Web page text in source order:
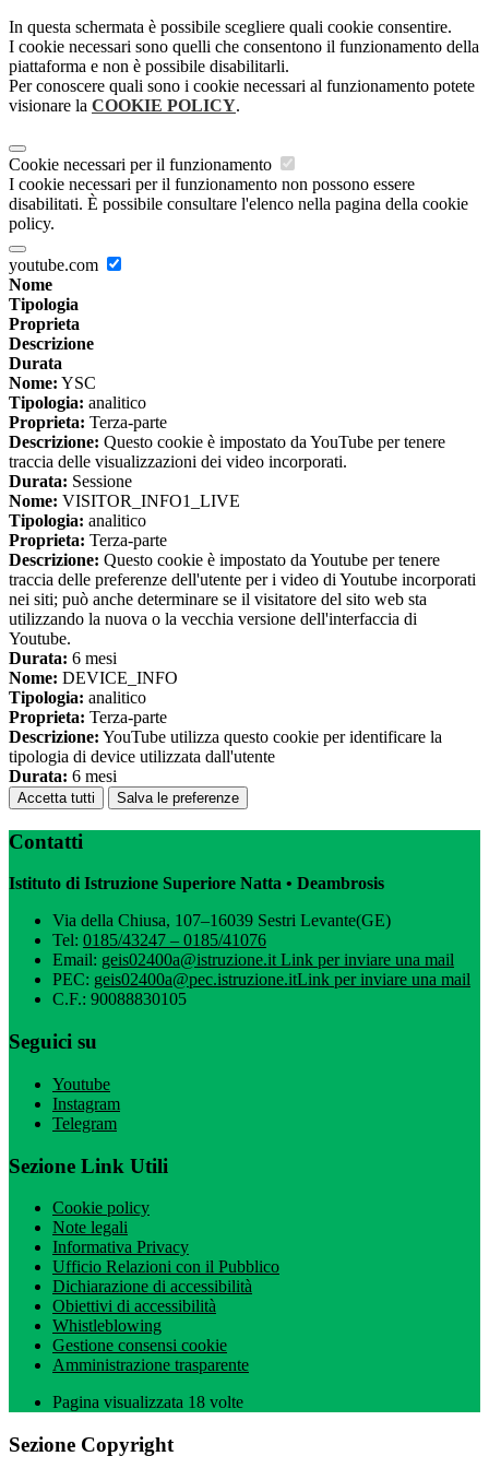
In questa schermata è possibile scegliere quali cookie consentire.
I cookie necessari sono quelli che consentono il funzionamento della
piattaforma e non è possibile disabilitarli.
Per conoscere quali sono i cookie necessari al funzionamento potete
visionare la COOKIE POLICY.
Cookie necessari per il funzionamento
I cookie necessari per il funzionamento non possono essere
disabilitati. È possibile consultare l'elenco nella pagina della cookie
policy.
youtube.com
Nome
Tipologia
Proprieta
Descrizione
Durata
Nome: YSC
Tipologia: analitico
Proprieta: Terza-parte
Descrizione: Questo cookie è impostato da YouTube per tenere
traccia delle visualizzazioni dei video incorporati.
Durata: Sessione
Nome: VISITOR_INFO1_LIVE
Tipologia: analitico
Proprieta: Terza-parte
Descrizione: Questo cookie è impostato da Youtube per tenere
traccia delle preferenze dell'utente per i video di Youtube incorporati
nei siti; può anche determinare se il visitatore del sito web sta
utilizzando la nuova o la vecchia versione dell'interfaccia di
Youtube.
Durata: 6 mesi
Nome: DEVICE_INFO
Tipologia: analitico
Proprieta: Terza-parte
Descrizione: YouTube utilizza questo cookie per identificare la
tipologia di device utilizzata dall'utente
Durata: 6 mesi
Accetta tutti Salva le preferenze
Contatti
Istituto di Istruzione Superiore Natta • Deambrosis
Via della Chiusa, 107–16039 Sestri Levante(GE)
Tel: 0185/43247 – 0185/41076
Email: geis02400a@istruzione.itLink per inviare una mail
PEC: geis02400a@pec.istruzione.itLink per inviare una mail
C.F.: 90088830105
Seguici su
Youtube
Instagram
Telegram
Sezione Link Utili
Cookie policy
Note legali
Informativa Privacy
Ufficio Relazioni con il Pubblico
Dichiarazione di accessibilità
Obiettivi di accessibilità
Whistleblowing
Gestione consensi cookie
Amministrazione trasparente
Pagina visualizzata 18 volte
Sezione Copyright